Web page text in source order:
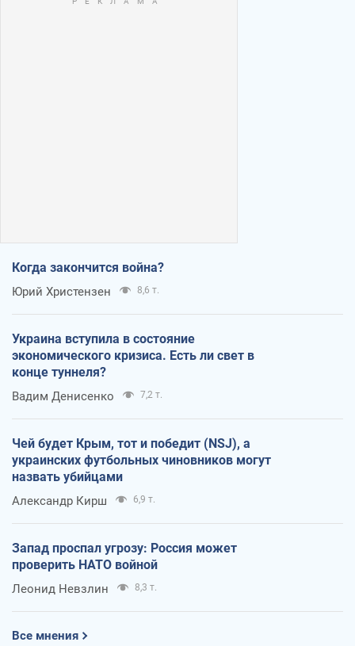
Когда закончится война?
Юрий Христензен 8,6 т.
Украина вступила в состояние
экономического кризиса. Есть ли свет в
конце туннеля?
Вадим Денисенко 7,2 т.
Чей будет Крым, тот и победит (NSJ), а
украинских футбольных чиновников могут
назвать убийцами
Александр Кирш 6,9 т.
Запад проспал угрозу: Россия может
проверить НАТО войной
Леонид Невзлин 8,3 т.
Все мнения